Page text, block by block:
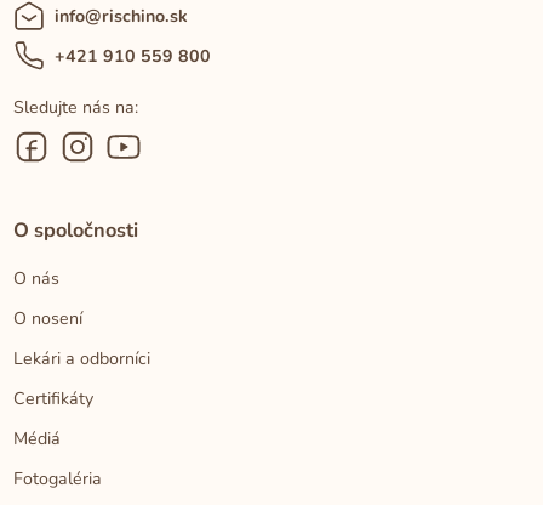
info@rischino.sk
+421 910 559 800
Sledujte nás na:
O spoločnosti
O nás
O nosení
Lekári a odborníci
Certifikáty
Médiá
Fotogaléria